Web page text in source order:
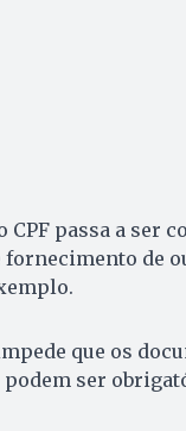
CPF passa a ser
fornecimento de
que os
ser